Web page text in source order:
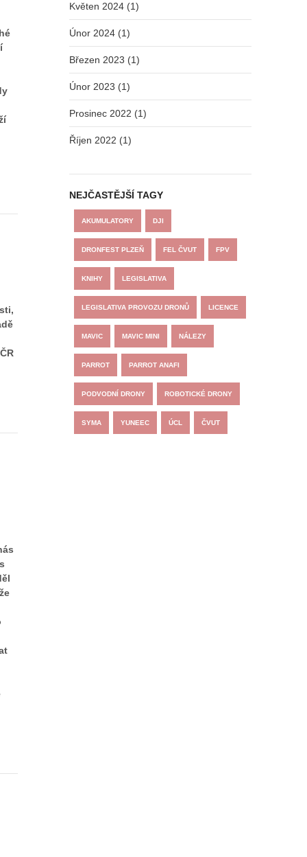
Květen 2024 (1)
Únor 2024 (1)
Březen 2023 (1)
Únor 2023 (1)
Prosinec 2022 (1)
Říjen 2022 (1)
NEJČASTĚJŠÍ TAGY
AKUMULATORY DJI
DRONFEST PLZEŇ FEL ČVUT FPV
KNIHY LEGISLATIVA
LEGISLATIVA PROVOZU DRONŮ LICENCE
MAVIC MAVIC MINI NÁLEZY
PARROT PARROT ANAFI
PODVODNÍ DRONY ROBOTICKÉ DRONY
SYMA YUNEEC ÚCL ČVUT